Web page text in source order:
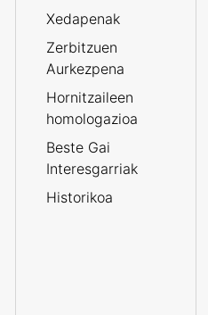
Xedapenak
Zerbitzuen
Aurkezpena
Hornitzaileen
homologazioa
Beste Gai
Interesgarriak
Historikoa